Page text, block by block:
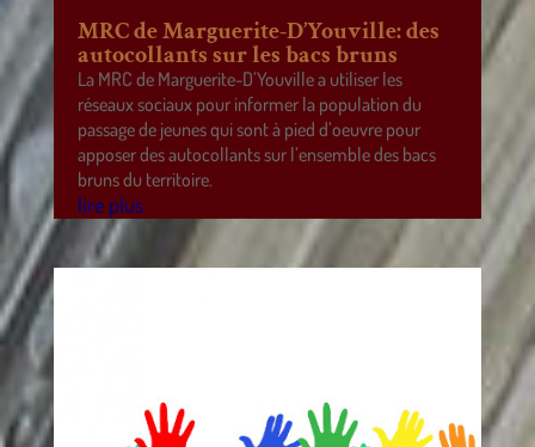
MRC de Marguerite-D’Youville: des
autocollants sur les bacs bruns
La MRC de Marguerite-D’Youville a utiliser les
réseaux sociaux pour informer la population du
passage de jeunes qui sont à pied d’oeuvre pour
apposer des autocollants sur l’ensemble des bacs
bruns du territoire.
lire plus